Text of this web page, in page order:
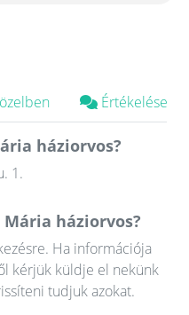
Értékelések
háziorvos?
1.
háziorvos?
Ha információja
kérjük küldje el nekünk
tudjuk azokat.